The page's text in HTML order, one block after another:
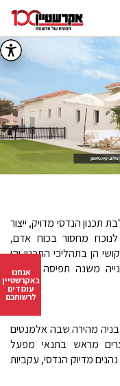
תכנון הנדסי מדויק, ייצור
מחסור בכוח אדם,
הן בתהליכי התכנון והן
משנה תפיסה מבנייה
בניה מהירה שבה אלמנטים
מראש בתנאי מפעל
מדיוק הנדסי, עקביות
אנחנו
באקרשטיין
עומדים
לרשותכם